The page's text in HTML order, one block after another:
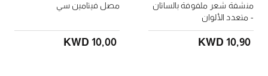
منشفة شعر ملفوفة بالساتان
- متعدد الألوان
KWD 10٫90
مصل فيتامين سي
KWD 10٫00